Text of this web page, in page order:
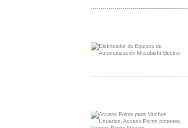
-------------------------------------------------
-------------------------------------------------